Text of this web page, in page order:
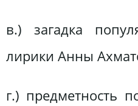
в.) загадка
лирики Анны
г.) предметность